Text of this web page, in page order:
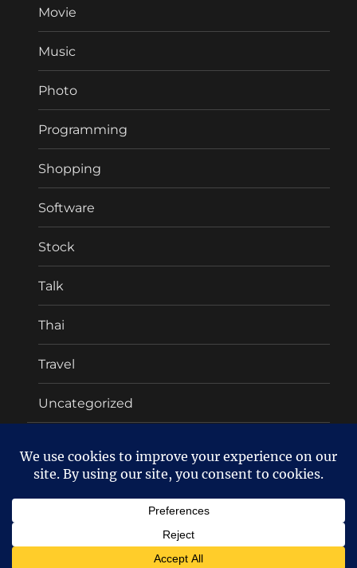
Movie
Music
Photo
Programming
Shopping
Software
Stock
Talk
Thai
Travel
Uncategorized
TwitterFacebook
ลง WordPress แล้ว!!